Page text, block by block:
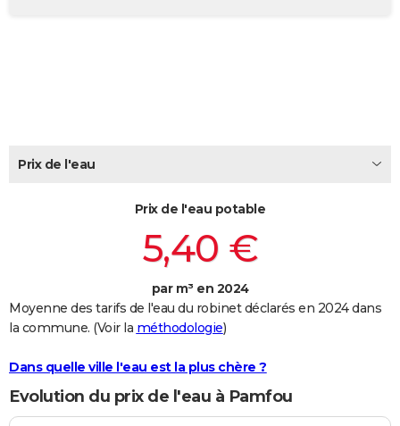
Carte de Noël
Carte Bonne année
Carte Saint-Valentin
Carte Pâques
Carte d'anniversaire
DICTIONNAIRE
FORUM
Prix de l'eau
Prix de l'eau potable
5,40 €
par m³ en 2024
Moyenne des tarifs de l'eau du robinet déclarés en 2024 dans
la commune. (Voir la méthodologie)
Dans quelle ville l'eau est la plus chère ?
Evolution du prix de l'eau à Pamfou